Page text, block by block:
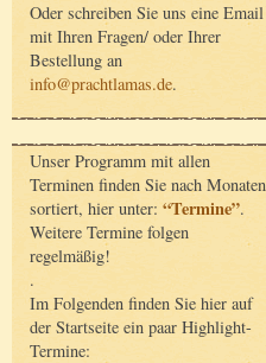
Oder schreiben Sie uns eine Email
mit Ihren Fragen/ oder Ihrer
Bestellung an
info@prachtlamas.de.
Unser Programm mit allen
Terminen finden Sie nach Monaten
sortiert, hier unter: “Termine”.
Weitere Termine folgen
regelmäßig!
.
Im Folgenden finden Sie hier auf
der Startseite ein paar Highlight-
Termine: